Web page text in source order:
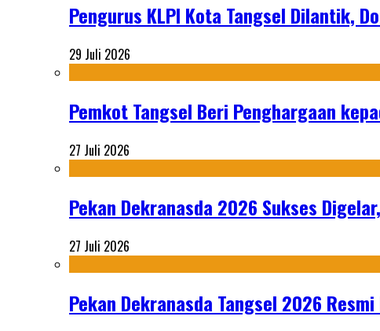
Pengurus KLPI Kota Tangsel Dilantik,
29 Juli 2026
Pemkot Tangsel Beri Penghargaan
27 Juli 2026
Pekan Dekranasda 2026 Sukses
27 Juli 2026
Pekan Dekranasda Tangsel 2026